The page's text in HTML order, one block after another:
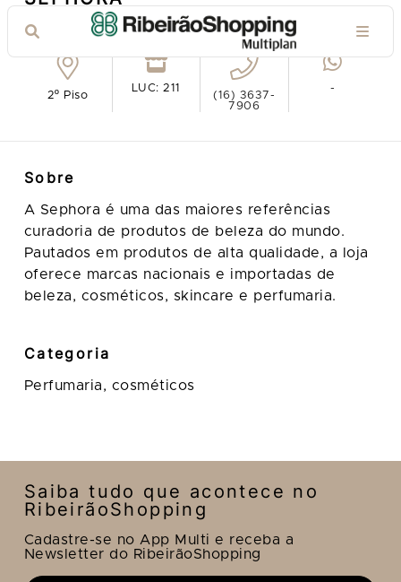
Ver no mapa
2º Piso
LUC: 211
(16) 3637-
7906
-
Sobre
A Sephora é uma das maiores referências
curadoria de produtos de beleza do mundo.
Pautados em produtos de alta qualidade, a loja
oferece marcas nacionais e importadas de
beleza, cosméticos, skincare e perfumaria.
Categoria
Perfumaria, cosméticos
Saiba tudo que acontece no
RibeirãoShopping
Cadastre-se no App Multi e receba a
Newsletter do RibeirãoShopping